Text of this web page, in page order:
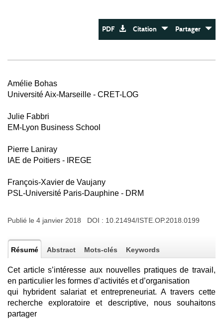
PDF Citation Partager
Amélie Bohas
Université Aix-Marseille - CRET-LOG
Julie Fabbri
EM-Lyon Business School
Pierre Laniray
IAE de Poitiers - IREGE
François-Xavier de Vaujany
PSL-Université Paris-Dauphine - DRM
Publié le 4 janvier 2018 DOI : 10.21494/ISTE.OP.2018.0199
Résumé Abstract Mots-clés Keywords
Cet article s’intéresse aux nouvelles pratiques de travail,
en particulier les formes d’activités et d’organisation
qui hybrident salariat et entrepreneuriat. A travers cette
recherche exploratoire et descriptive, nous souhaitons
partager